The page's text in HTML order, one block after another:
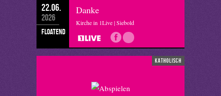
22.06.
2026
floatend
Danke
Kirche in 1Live | Siebold
katholisch